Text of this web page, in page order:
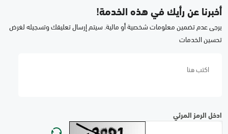
أخبرنا عن رأيك في هذه الخدمة!
يرجى عدم تضمين معلومات شخصية أو مالية. سيتم إرسال تعليقك وتسجيله لغرض
تحسين الخدمات
ادخل الرمز المرئي